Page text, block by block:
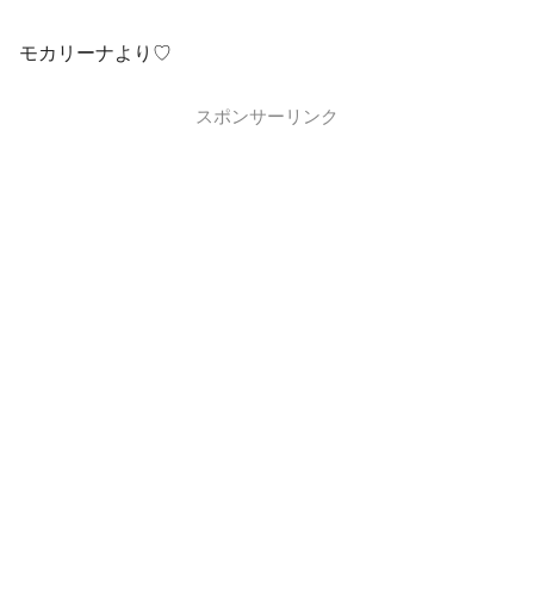
モカリーナより♡
スポンサーリンク